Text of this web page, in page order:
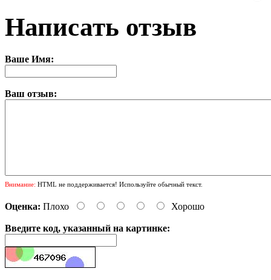
Написать отзыв
Ваше Имя:
Ваш отзыв:
Внимание: HTML не поддерживается! Используйте обычный текст.
Оценка: Плохо Хорошо
Введите код, указанный на картинке: